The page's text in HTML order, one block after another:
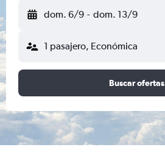
dom. 6/9 - dom. 13/9
1 pasajero, Económica
Buscar ofertas